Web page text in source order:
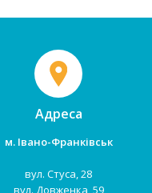
Адреса
м. Івано-Франківськ
вул. Стуса, 28
вул. Довженка, 59